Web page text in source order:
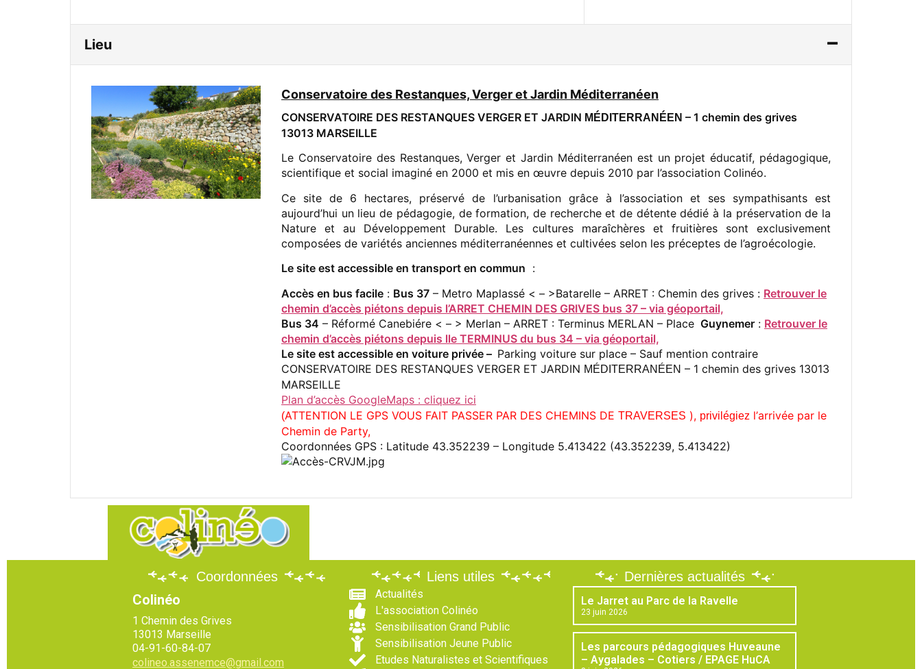
Lieu
Conservatoire des Restanques, Verger et Jardin Méditerranéen
CONSERVATOIRE DES RESTANQUES VERGER ET JARDIN MÉDITERRANÉEN – 1 chemin des grives
13013 MARSEILLE
Le Conservatoire des Restanques, Verger et Jardin Méditerranéen est un projet éducatif, pédagogique,
scientifique et social imaginé en 2000 et mis en œuvre depuis 2010 par l’association Colinéo.
Ce site de 6 hectares, préservé de l’urbanisation grâce à l’association et ses sympathisants est
aujourd’hui un lieu de pédagogie, de formation, de recherche et de détente dédié à la préservation de la
Nature et au Développement Durable. Les cultures maraîchères et fruitières sont exclusivement
composées de variétés anciennes méditerranéennes et cultivées selon les préceptes de l’agroécologie.
Le site est accessible en transport en commun :
Accès en bus facile : Bus 37 – Metro Maplassé < – >Batarelle – ARRET : Chemin des grives : Retrouver le
chemin d’accès piétons depuis l’ARRET CHEMIN DES GRIVES bus 37 – via géoportail,
Bus 34 – Réformé Canebiére < – > Merlan – ARRET : Terminus MERLAN – Place Guynemer : Retrouver le
chemin d’accès piétons depuis lle TERMINUS du bus 34 – via géoportail,
Le site est accessible en voiture privée – Parking voiture sur place – Sauf mention contraire
CONSERVATOIRE DES RESTANQUES VERGER ET JARDIN MÉDITERRANÉEN – 1 chemin des grives 13013
MARSEILLE
Plan d’accès GoogleMaps : cliquez ici
(ATTENTION LE GPS VOUS FAIT PASSER PAR DES CHEMINS DE TRAVERSES ), privilégiez l’arrivée par le
Chemin de Party,
Coordonnées GPS : Latitude 43.352239 – Longitude 5.413422 (43.352239, 5.413422)
Coordonnées
Colinéo
1 Chemin des Grives
13013 Marseille
04-91-60-84-07
colineo.assenemce@gmail.com
Liens utiles
Actualités
L'association Colinéo
Sensibilisation Grand Public
Sensibilisation Jeune Public
Etudes Naturalistes et Scientifiques
Dernières actualités
Le Jarret au Parc de la Ravelle
23 juin 2026
Les parcours pédagogiques Huveaune
– Aygalades – Cotiers / EPAGE HuCA